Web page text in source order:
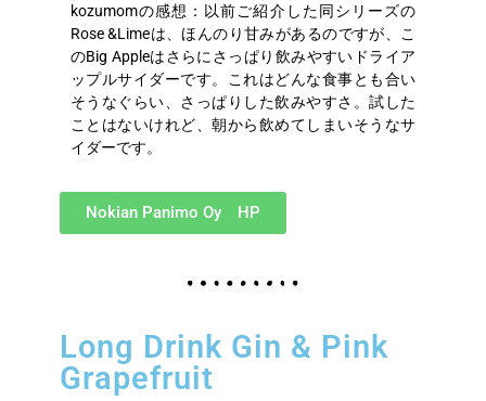
kozumomの感想：以前ご紹介した同シリーズの
Rose &Limeは、ほんのり甘みがあるのですが、こ
のBig Appleはさらにさっぱり飲みやすいドライア
ップルサイダーです。これはどんな食事とも合い
そうなぐらい、さっぱりした飲みやすさ。試した
ことはないけれど、朝から飲めてしまいそうなサ
イダーです。
Nokian Panimo Oy HP
Long Drink Gin & Pink
Grapefruit